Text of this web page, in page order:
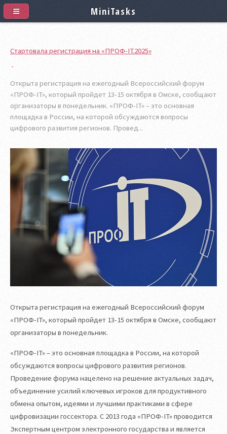
Стартовала регистрация на «ПРОФ-IT.2025»
Открыта регистрация на ежегодный Всероссийский форум
«ПРОФ-IT», который пройдет 13-15 октября в Омске, сообщают
организаторы в понедельник. «ПРОФ-IT» – это основная
площадка в России, на которой обсуждаются вопросы
цифрового развития регионов. Провед...
Открыта регистрация на ежегодный Всероссийский форум
«ПРОФ-IT», который пройдет 13-15 октября в Омске, сообщают
организаторы в понедельник.
«ПРОФ-IT» – это основная площадка в России, на которой
обсуждаются вопросы цифрового развития регионов.
Проведение форума нацелено на решение актуальных задач,
объединение усилий ключевых игроков для продуктивного
обмена опытом, идеями и лучшими практиками в сфере
цифровизации госсектора. С 2013 года «ПРОФ-IT» проводится
Экспертным центром электронного государства и является
MiniTasks